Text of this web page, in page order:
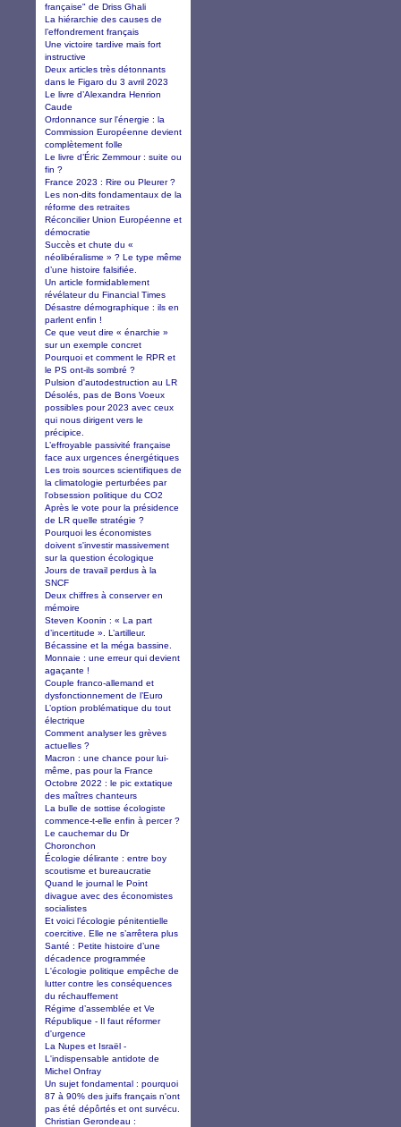
française" de Driss Ghali
La hiérarchie des causes de
l’effondrement français
Une victoire tardive mais fort
instructive
Deux articles très détonnants
dans le Figaro du 3 avril 2023
Le livre d’Alexandra Henrion
Caude
Ordonnance sur l'énergie : la
Commission Européenne devient
complètement folle
Le livre d’Éric Zemmour : suite ou
fin ?
France 2023 : Rire ou Pleurer ?
Les non-dits fondamentaux de la
réforme des retraites
Réconcilier Union Européenne et
démocratie
Succès et chute du «
néolibéralisme » ? Le type même
d’une histoire falsifiée.
Un article formidablement
révélateur du Financial Times
Désastre démographique : ils en
parlent enfin !
Ce que veut dire « énarchie »
sur un exemple concret
Pourquoi et comment le RPR et
le PS ont-ils sombré ?
Pulsion d'autodestruction au LR
Désolés, pas de Bons Voeux
possibles pour 2023 avec ceux
qui nous dirigent vers le
précipice.
L’effroyable passivité française
face aux urgences énergétiques
Les trois sources scientifiques de
la climatologie perturbées par
l'obsession politique du CO2
Après le vote pour la présidence
de LR quelle stratégie ?
Pourquoi les économistes
doivent s'investir massivement
sur la question écologique
Jours de travail perdus à la
SNCF
Deux chiffres à conserver en
mémoire
Steven Koonin : « La part
d’incertitude ». L’artilleur.
Bécassine et la méga bassine.
Monnaie : une erreur qui devient
agaçante !
Couple franco-allemand et
dysfonctionnement de l’Euro
L’option problématique du tout
électrique
Comment analyser les grèves
actuelles ?
Macron : une chance pour lui-
même, pas pour la France
Octobre 2022 : le pic extatique
des maîtres chanteurs
La bulle de sottise écologiste
commence-t-elle enfin à percer ?
Le cauchemar du Dr
Choronchon
Écologie délirante : entre boy
scoutisme et bureaucratie
Quand le journal le Point
divague avec des économistes
socialistes
Et voici l’écologie pénitentielle
coercitive. Elle ne s’arrêtera plus
Santé : Petite histoire d’une
décadence programmée
L'écologie politique empêche de
lutter contre les conséquences
du réchauffement
Régime d’assemblée et Ve
République - Il faut réformer
d'urgence
La Nupes et Israël -
L'indispensable antidote de
Michel Onfray
Un sujet fondamental : pourquoi
87 à 90% des juifs français n'ont
pas été dépôrtés et ont survécu.
Christian Gerondeau :